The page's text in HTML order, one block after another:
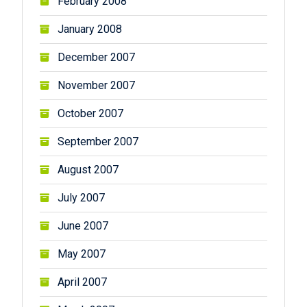
January 2008
December 2007
November 2007
October 2007
September 2007
August 2007
July 2007
June 2007
May 2007
April 2007